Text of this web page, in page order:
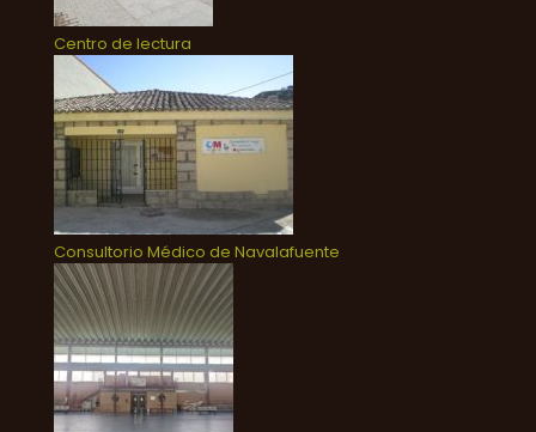
Centro de lectura
Consultorio Médico de Navalafuente